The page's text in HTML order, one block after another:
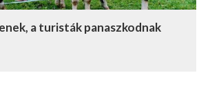
a turisták panaszkodnak